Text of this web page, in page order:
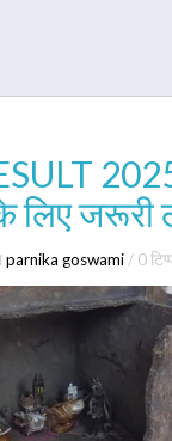
लिए जरूरी
parnika goswami / 0